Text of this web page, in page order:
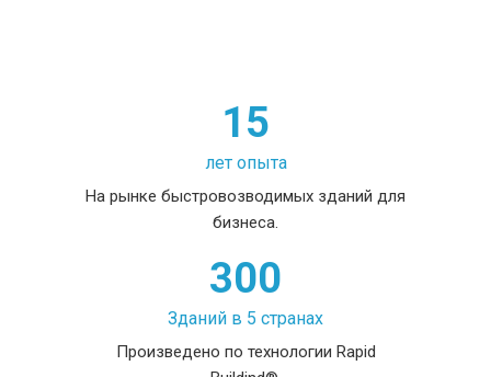
15
лет опыта
На рынке быстровозводимых зданий для
бизнеса.
300
Зданий в 5 странах
Произведено по технологии Rapid